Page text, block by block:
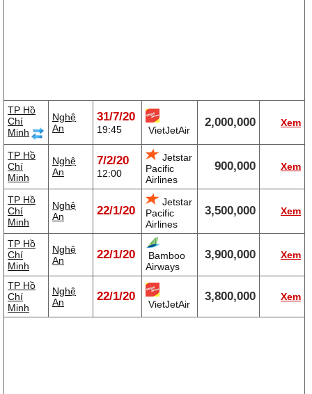
TP Hồ
Chí
Minh
Nghệ
An
31/7/20
19:45 VietJetAir
2,000,000 Xem
TP Hồ
Chí
Minh
Nghệ
An
7/2/20
12:00
Jetstar
Pacific
Airlines
900,000 Xem
TP Hồ
Chí
Minh
Nghệ
An
22/1/20
Jetstar
Pacific
Airlines
3,500,000 Xem
TP Hồ
Chí
Minh
Nghệ
An
22/1/20
Bamboo
Airways
3,900,000 Xem
TP Hồ
Chí
Minh
Nghệ
An
22/1/20
VietJetAir
3,800,000 Xem